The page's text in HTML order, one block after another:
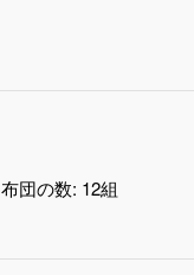
布団の数: 12組